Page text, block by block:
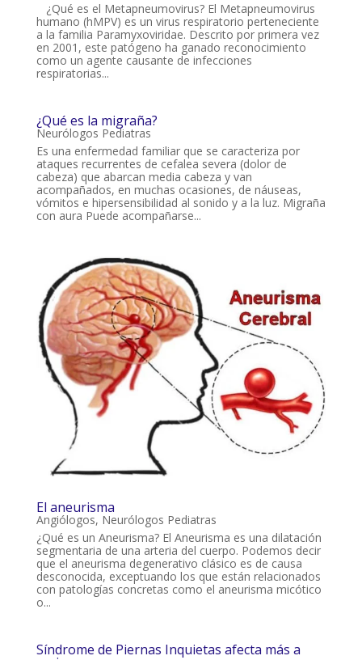
¿Qué es el Metapneumovirus? El Metapneumovirus
humano (hMPV) es un virus respiratorio perteneciente
a la familia Paramyxoviridae. Descrito por primera vez
en 2001, este patógeno ha ganado reconocimiento
como un agente causante de infecciones
respiratorias...
¿Qué es la migraña?
Neurólogos Pediatras
Es una enfermedad familiar que se caracteriza por
ataques recurrentes de cefalea severa (dolor de
cabeza) que abarcan media cabeza y van
acompañados, en muchas ocasiones, de náuseas,
vómitos e hipersensibilidad al sonido y a la luz. Migraña
con aura Puede acompañarse...
El aneurisma
Angiólogos, Neurólogos Pediatras
¿Qué es un Aneurisma? El Aneurisma es una dilatación
segmentaria de una arteria del cuerpo. Podemos decir
que el aneurisma degenerativo clásico es de causa
desconocida, exceptuando los que están relacionados
con patologías concretas como el aneurisma micótico
o...
Síndrome de Piernas Inquietas afecta más a